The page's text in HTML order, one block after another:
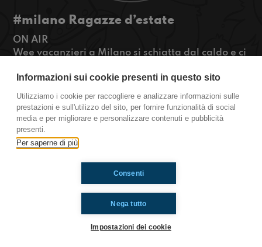
#milano Ragazze d’estate
ON AIR
Wee vacanzieri a Milano si schiatta dal caldo e ci
incontrato delle ragazze un po’ particolari...
#OkkinSu www.radioimmaginaria.it
Milano
Informazioni sui cookie presenti in questo sito
Utilizziamo i cookie per raccogliere e analizzare informazioni sulle
prestazioni e sull'utilizzo del sito, per fornire funzionalità di social
media e per migliorare e personalizzare contenuti e pubblicità
presenti.
Per saperne di più
Nega tutto
Consenti
Impostazioni dei cookie